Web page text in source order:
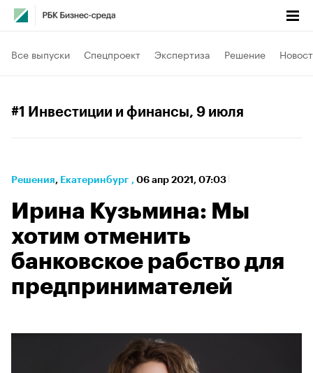
Все выпуски Спецпроект Экспертиза Решение
#1 Инвестиции и финансы, 9 июля
Решения⁠, Екатеринбург , 06 апр 2021, 07:03
Ирина Кузьмина: Мы
хотим отменить
банковское рабство для
предпринимателей